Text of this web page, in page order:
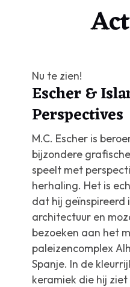
Nu te zien!
Escher &
Perspectives
M.C. Escher is
bijzondere
speelt met
herhaling. Het is
dat hij geïnspireerd
architectuur en
bezoeken aan het
paleizencomplex
Spanje. In de
keramiek die hij